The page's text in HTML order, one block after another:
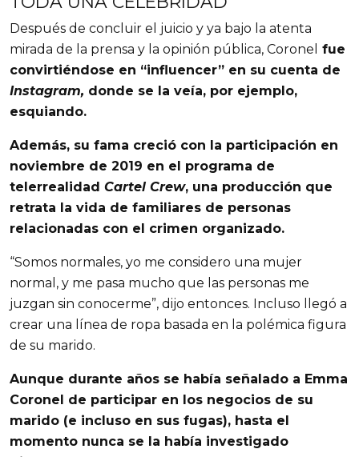
Después de concluir el juicio y ya bajo la atenta
mirada de la prensa y la opinión pública, Coronel fue
convirtiéndose en “influencer” en su cuenta de
Instagram, donde se la veía, por ejemplo,
esquiando.
Además, su fama creció con la participación en
noviembre de 2019 en el programa de
telerrealidad Cartel Crew, una producción que
retrata la vida de familiares de personas
relacionadas con el crimen organizado.
“Somos normales, yo me considero una mujer
normal, y me pasa mucho que las personas me
juzgan sin conocerme”, dijo entonces. Incluso llegó a
crear una línea de ropa basada en la polémica figura
de su marido.
Aunque durante años se había señalado a Emma
Coronel de participar en los negocios de su
marido (e incluso en sus fugas), hasta el
momento nunca se la había investigado